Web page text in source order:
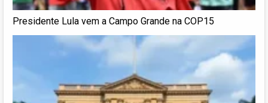
Presidente Lula vem a Campo Grande na COP15